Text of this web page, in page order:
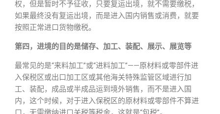
权，但是暂时不予征收，只要复运出境，就不需要缴税，
如果最终没有复运出境，而是进入国内销售或消费，就要
按照正常进口货物缴税。
第四，进境的目的是储存、加工、装配、展示、展览等
最常见的是“来料加工”或“进料加工”——原材料或零部件进
入保税区或出口加工区或其他海关特殊监管区域进行加
工、装配，成品或半成品运到境外销售，而不是进入国
内，这个时候，对于进入保税区的原材料或零部件不算进